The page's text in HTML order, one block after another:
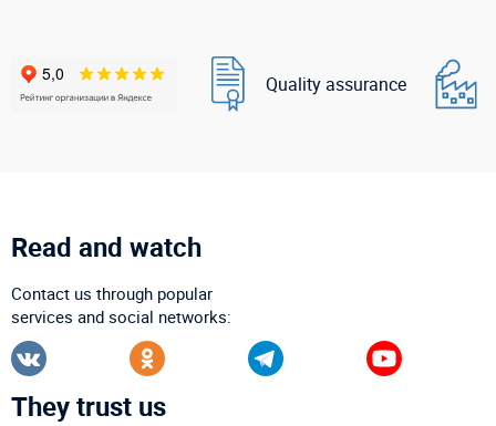
Quality assurance
Read and watch
Contact us through popular
services and social networks:
They trust us